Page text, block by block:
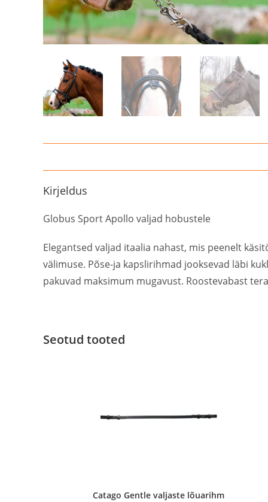
Kirjeldus
Globus Sport Apollo valjad hobustele
Elegantsed valjad itaalia nahast, mis peenelt
välimuse. Põse-ja kapslirihmad jooksevad läbi
pakuvad maksimum mugavust. Roostevabast
Seotud tooted
Catago Gentle valjaste lõuarihm